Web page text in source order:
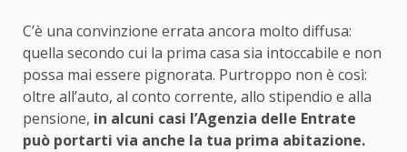
C’è una convinzione errata ancora molto diffusa:
quella secondo cui la prima casa sia intoccabile e non
possa mai essere pignorata. Purtroppo non è così:
oltre all’auto, al conto corrente, allo stipendio e alla
pensione, in alcuni casi l’Agenzia delle Entrate
può portarti via anche la tua prima abitazione.